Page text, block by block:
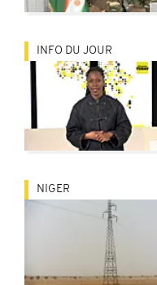
INFO DU JOUR
NIGER